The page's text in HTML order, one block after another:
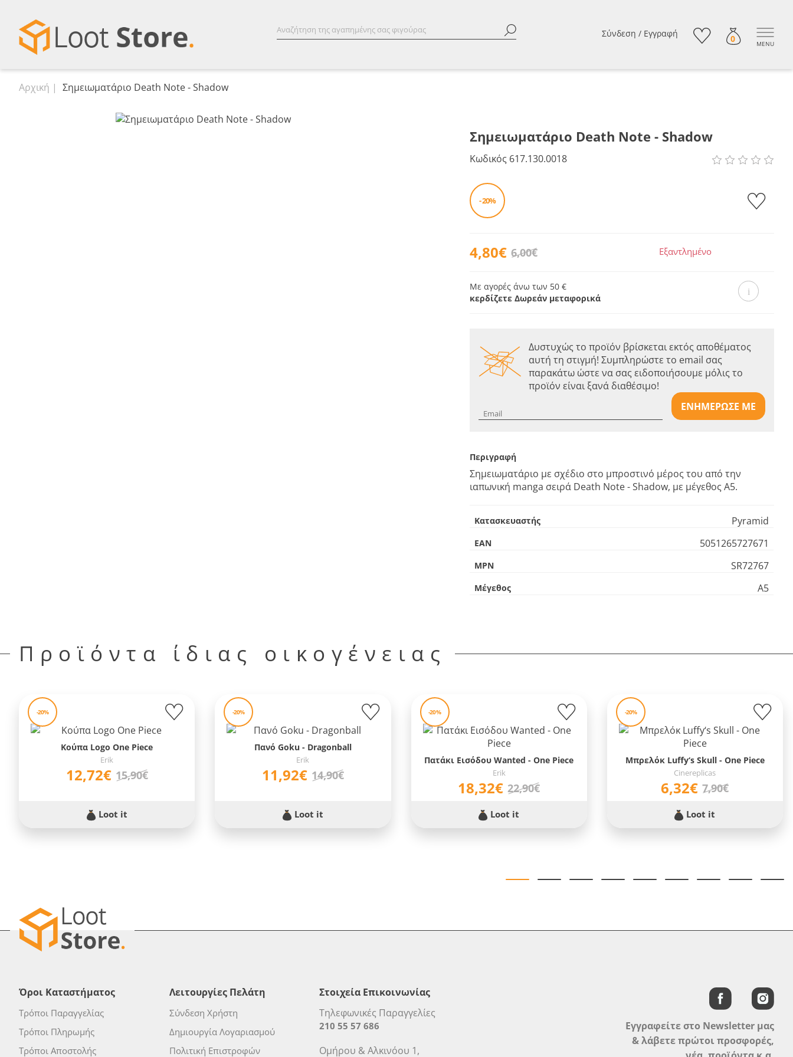
Σύνδεση / Εγγραφή 0 MENU
Αρχική Σημειωματάριο Death Note - Shadow
Σημειωματάριο Death Note - Shadow
Κωδικός 617.130.0018
- 20%
4,80€ 6,00€ Εξαντλημένο
Με αγορές άνω των 50 €
κερδίζετε Δωρεάν μεταφορικά
Δυστυχώς το προϊόν βρίσκεται εκτός αποθέματος
αυτή τη στιγμή! Συμπληρώστε το email σας
παρακάτω ώστε να σας ειδοποιήσουμε μόλις το
προϊόν είναι ξανά διαθέσιμο!
ΕΝΗΜΕΡΩΣΕ ΜΕ
Περιγραφή
Σημειωματάριο με σχέδιο στο μπροστινό μέρος του από την
ιαπωνική manga σειρά Death Note - Shadow, με μέγεθος Α5.
Κατασκευαστής Pyramid
EAN 5051265727671
MPN SR72767
Μέγεθος Α5
Προϊόντα ίδιας οικογένειας
-20%
Κούπα Logo One Piece
Erik
12,72€ 15,90€
Loot it
-20%
Πανό Goku - Dragonball
Erik
11,92€ 14,90€
Loot it
-20%
Πατάκι Εισόδου Wanted - One Piece
Erik
18,32€ 22,90€
Loot it
-20%
Μπρελόκ Luffy‘s Skull - One Piece
Cinereplicas
6,32€ 7,90€
Loot it
Όροι Καταστήματος
Τρόποι Παραγγελίας
Τρόποι Πληρωμής
Τρόποι Αποστολής
Λειτουργίες Πελάτη
Σύνδεση Χρήστη
Δημιουργία Λογαριασμού
Πολιτική Επιστροφών
Στοιχεία Επικοινωνίας
Τηλεφωνικές Παραγγελίες
210 55 57 686
Ομήρου & Αλκινόου 1,
Εγγραφείτε στο Newsletter μας
& λάβετε πρώτοι προσφορές,